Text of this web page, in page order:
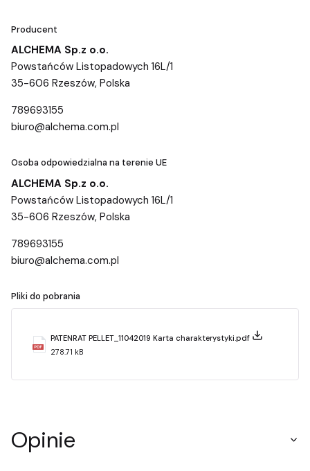
Producent
ALCHEMA Sp.z o.o.
Powstańców Listopadowych 16L/1
35-606 Rzeszów, Polska
789693155
biuro@alchema.com.pl
Osoba odpowiedzialna na terenie UE
ALCHEMA Sp.z o.o.
Powstańców Listopadowych 16L/1
35-606 Rzeszów, Polska
789693155
biuro@alchema.com.pl
Pliki do pobrania
PATENRAT PELLET_11042019 Karta charakterystyki.pdf
278.71 kB
Opinie